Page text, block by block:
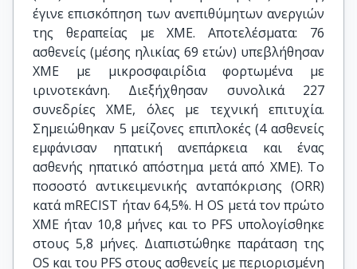
έγινε επισκόπηση των ανεπιθύμητων ανεργιών
της θεραπείας με ΧΜΕ. Αποτελέσματα: 76
ασθενείς (μέσης ηλικίας 69 ετών) υπεβλήθησαν
XME με μικροσφαιρίδια φορτωμένα με
ιρινοτεκάνη. Διεξήχθησαν συνολικά 227
συνεδρίες XME, όλες με τεχνική επιτυχία.
Σημειώθηκαν 5 μείζονες επιπλοκές (4 ασθενείς
εμφάνισαν ηπατική ανεπάρκεια και ένας
ασθενής ηπατικό απόστημα μετά από ΧΜΕ). Το
ποσοστό αντικειμενικής ανταπόκρισης (ORR)
κατά mRECIST ήταν 64,5%. Η OS μετά τον πρώτο
ΧΜΕ ήταν 10,8 μήνες και το PFS υπολογίσθηκε
στους 5,8 μήνες. Διαπιστώθηκε παράταση της
OS και του PFS στους ασθενείς με περιορισμένη